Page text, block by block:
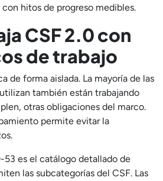
hitos de progreso medibles.
CSF 2.0 con
de trabajo
de forma aislada. La mayoría de las
también están trabajando
otras obligaciones del marco.
permite evitar la
53 es el catálogo detallado de
las subcategorías del CSF. Las